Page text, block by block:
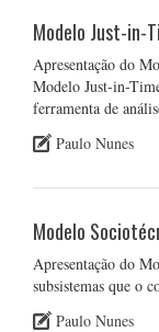
Modelo Just-in-
Apresentação do
Modelo Just-in-
ferramenta de
Paulo Nunes
Modelo
Apresentação do
subsistemas que o
Paulo Nunes